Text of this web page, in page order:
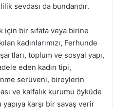
sevdası da bundandır.
için bir sıfata veya birine
kadınlarımızı, Ferhunde
toplum ve sosyal yapı,
eden kadın tipi,
serüveni, bireylerin
ve kalfalık kurumu öyküde
yapıya karşı bir savaş verir